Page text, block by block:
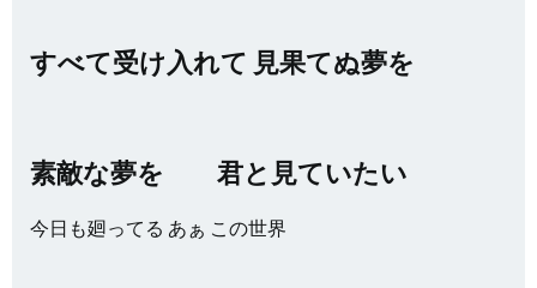
すべて受け入れて 見果てぬ夢を
素敵な夢を 君と見ていたい
今日も廻ってる あぁ この世界